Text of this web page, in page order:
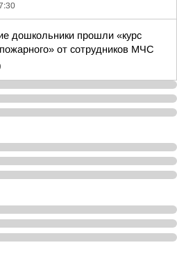
дошкольники прошли «курс
от сотрудников МЧС